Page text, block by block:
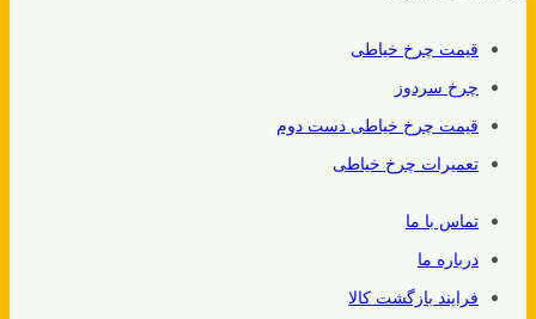
قیمت چرخ خیاطی
چرخ سردوز
قیمت چرخ خیاطی دست دوم
تعمیرات چرخ خیاطی
تماس با ما
درباره ما
فرایند بازگشت کالا